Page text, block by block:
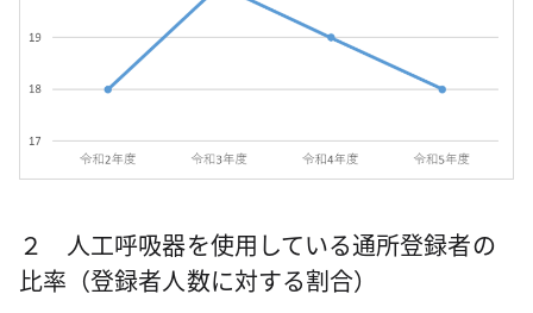
２ 人工呼吸器を使用している通所登録者の
比率（登録者人数に対する割合）